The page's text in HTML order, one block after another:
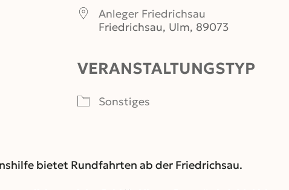
Anleger Friedrichsau
Friedrichsau, Ulm, 89073
VERANSTALTUNGSTYP
Sonstiges
bietet Rundfahrten ab der Friedrichsau.